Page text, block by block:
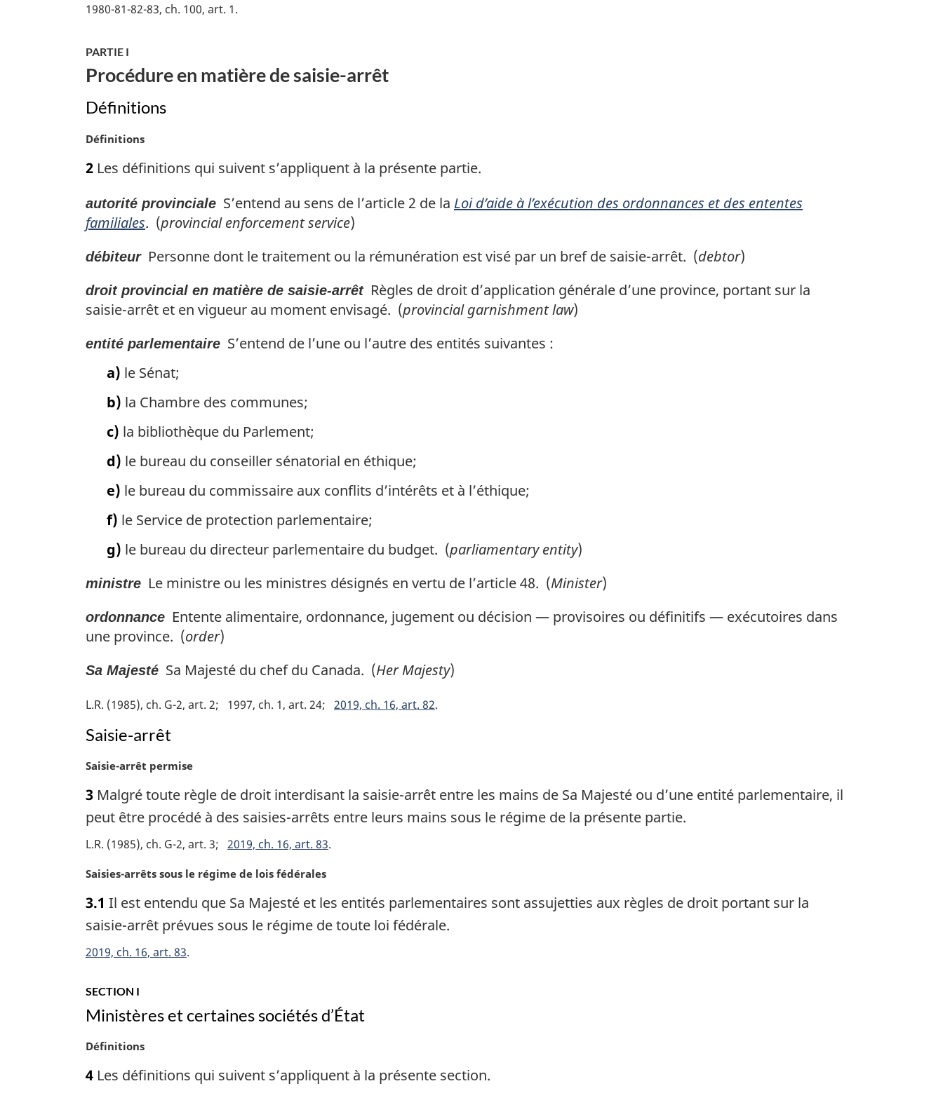
m
r
g
i
a
e
:
1980-81-82-83, ch. 100, art. 1
PARTIE I
Procédure en matière de saisie-arrêt
Définitions
N
t
m
a
r
g
n
a
l
:
Définitions
2 Les définitions qui suivent s’appliquent à la présente partie.
autorité provinciale S’entend au sens de l’article 2 de la Loi d’aide à l’exécution des ordonnances et des ententes
familiales. (provincial enforcement service)
débiteurPersonne dont le traitement ou la rémunération est visé par un bref de saisie-arrêt. (debtor)
droit provincial en matière de saisie-arrêtRègles de droit d’application générale d’une province, portant sur la
saisie-arrêt et en vigueur au moment envisagé. (provincial garnishment law)
entité parlementaire S’entend de l’une ou l’autre des entités suivantes :
a) le Sénat;
b) la Chambre des communes;
c) la bibliothèque du Parlement;
d) le bureau du conseiller sénatorial en éthique;
e) le bureau du commissaire aux conflits d’intérêts et à l’éthique;
f) le Service de protection parlementaire;
g) le bureau du directeur parlementaire du budget. (parliamentary entity)
ministre Le ministre ou les ministres désignés en vertu de l’article 48. (Minister)
ordonnance Entente alimentaire, ordonnance, jugement ou décision — provisoires ou définitifs — exécutoires dans
une province. (order)
Sa Majesté Sa Majesté du chef du Canada. (Her Majesty)
L.R. (1985), ch. G-2, art. 2 1997, ch. 1, art. 24 2019, ch. 16, art. 82
Saisie-arrêt
N
t
e
m
a
g
i
n
a
e
Saisie-arrêt permise
3 Malgré toute règle de droit interdisant la saisie-arrêt entre les mains de Sa Majesté ou d’une entité parlementaire, il
peut être procédé à des saisies-arrêts entre leurs mains sous le régime de la présente partie.
L.R. (1985), ch. G-2, art. 3 2019, ch. 16, art. 83
N
t
e
a
g
n
l
e
:
Saisies-arrêts sous le régime de lois fédérales
3.1 Il est entendu que Sa Majesté et les entités parlementaires sont assujetties aux règles de droit portant sur la
saisie-arrêt prévues sous le régime de toute loi fédérale.
2019, ch. 16, art. 83
SECTION I
Ministères et certaines sociétés d’État
N
t
Définitions
4 Les définitions qui suivent s’appliquent à la présente section.